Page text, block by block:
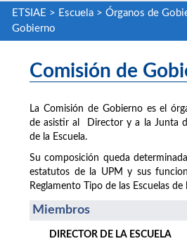
ETSIAE > Escuela> Órganos de
Gobierno
Comisión de
La Comisión de Gobierno es el
de asistir al Director y a la Junta
de la Escuela.
Su composición queda
estatutos de la UPM y sus
Reglamento Tipo de las Escuelas de
Miembros
DIRECTOR DE LA ESCUELA